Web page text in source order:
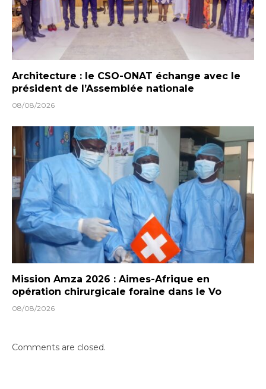
Architecture : le CSO-ONAT échange avec le
président de l’Assemblée nationale
08/08/2026
Mission Amza 2026 : Aimes-Afrique en
opération chirurgicale foraine dans le Vo
08/08/2026
Comments are closed.